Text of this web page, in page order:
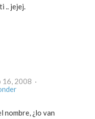
.. jejej.
en febrero 16, 2008 ·
nombre, ¿lo van